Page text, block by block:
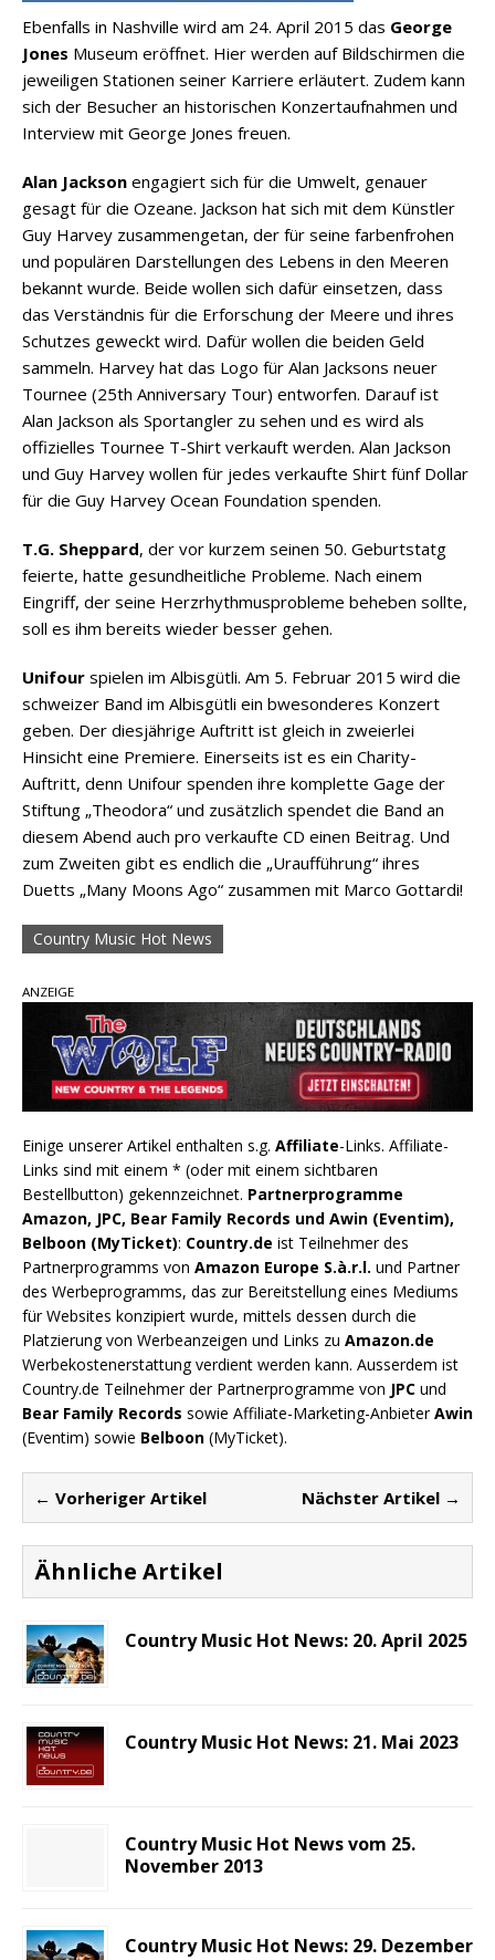
Ebenfalls in Nashville wird am 24. April 2015 das George
Jones Museum eröffnet. Hier werden auf Bildschirmen die
jeweiligen Stationen seiner Karriere erläutert. Zudem kann
sich der Besucher an historischen Konzertaufnahmen und
Interview mit George Jones freuen.
Alan Jackson engagiert sich für die Umwelt, genauer
gesagt für die Ozeane. Jackson hat sich mit dem Künstler
Guy Harvey zusammengetan, der für seine farbenfrohen
und populären Darstellungen des Lebens in den Meeren
bekannt wurde. Beide wollen sich dafür einsetzen, dass
das Verständnis für die Erforschung der Meere und ihres
Schutzes geweckt wird. Dafür wollen die beiden Geld
sammeln. Harvey hat das Logo für Alan Jacksons neuer
Tournee (25th Anniversary Tour) entworfen. Darauf ist
Alan Jackson als Sportangler zu sehen und es wird als
offizielles Tournee T-Shirt verkauft werden. Alan Jackson
und Guy Harvey wollen für jedes verkaufte Shirt fünf Dollar
für die Guy Harvey Ocean Foundation spenden.
T.G. Sheppard, der vor kurzem seinen 50. Geburtstatg
feierte, hatte gesundheitliche Probleme. Nach einem
Eingriff, der seine Herzrhythmusprobleme beheben sollte,
soll es ihm bereits wieder besser gehen.
Unifour spielen im Albisgütli. Am 5. Februar 2015 wird die
schweizer Band im Albisgütli ein bwesonderes Konzert
geben. Der diesjährige Auftritt ist gleich in zweierlei
Hinsicht eine Premiere. Einerseits ist es ein Charity-
Auftritt, denn Unifour spenden ihre komplette Gage der
Stiftung „Theodora“ und zusätzlich spendet die Band an
diesem Abend auch pro verkaufte CD einen Beitrag. Und
zum Zweiten gibt es endlich die „Uraufführung“ ihres
Duetts „Many Moons Ago“ zusammen mit Marco Gottardi!
Country Music Hot News
ANZEIGE
Einige unserer Artikel enthalten s.g. Affiliate-Links. Affiliate-
Links sind mit einem * (oder mit einem sichtbaren
Bestellbutton) gekennzeichnet. Partnerprogramme
Amazon, JPC, Bear Family Records und Awin (Eventim),
Belboon (MyTicket): Country.de ist Teilnehmer des
Partnerprogramms von Amazon Europe S.à.r.l. und Partner
des Werbeprogramms, das zur Bereitstellung eines Mediums
für Websites konzipiert wurde, mittels dessen durch die
Platzierung von Werbeanzeigen und Links zu Amazon.de
Werbekostenerstattung verdient werden kann. Ausserdem ist
Country.de Teilnehmer der Partnerprogramme von JPC und
Bear Family Records sowie Affiliate-Marketing-AnbieterAwin
(Eventim) sowie Belboon (MyTicket).
← Vorheriger Artikel Nächster Artikel →
Ähnliche Artikel
Country Music Hot News: 20. April 2025
Country Music Hot News: 21. Mai 2023
Country Music Hot News vom 25.
November 2013
Country Music Hot News: 29. Dezember